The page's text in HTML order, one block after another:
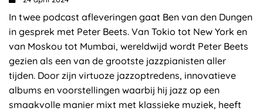
In twee podcast afleveringen gaat Ben van den Dungen
in gesprek met Peter Beets. Van Tokio tot New York en
van Moskou tot Mumbai, wereldwijd wordt Peter Beets
gezien als een van de grootste jazzpianisten aller
tijden. Door zijn virtuoze jazzoptredens, innovatieve
albums en voorstellingen waarbij hij jazz op een
smaakvolle manier mixt met klassieke muziek, heeft